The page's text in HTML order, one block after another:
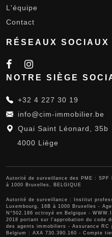
L'équipe
Contact
RÉSEAUX SOCIAUX
NOTRE SIÈGE
+32 4 227 30 19
info@cim-immobilier.be
Quai Saint Léonard, 35b
4000 Liège
Autorité de surveillance des PME :
à 1000 Bruxelles, BELGIQUE
Autorité de surveillance : Institut
Luxembourg, 16B à 1000 Bruxelles -
N°502.186 octroyé en Belgique -
2018 portant sur l'approbation du code
des agents immobiliers - Assurance RC
Belgium : AXA 730.390.160 - Compte